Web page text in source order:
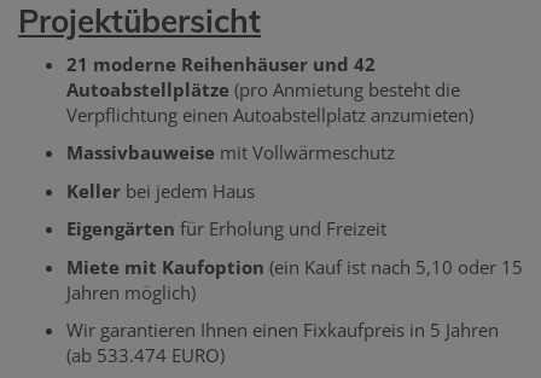
Projektübersicht
21 moderne Reihenhäuser und 42
Autoabstellplätze (pro Anmietung besteht die
Verpflichtung einen Autoabstellplatz anzumieten)
Massivbauweise mit Vollwärmeschutz
Keller bei jedem Haus
Eigengärten für Erholung und Freizeit
Miete mit Kaufoption (ein Kauf ist nach 5,10 oder 15
Jahren möglich)
Wir garantieren Ihnen einen Fixkaufpreis in 5 Jahren
(ab 533.474 EURO)